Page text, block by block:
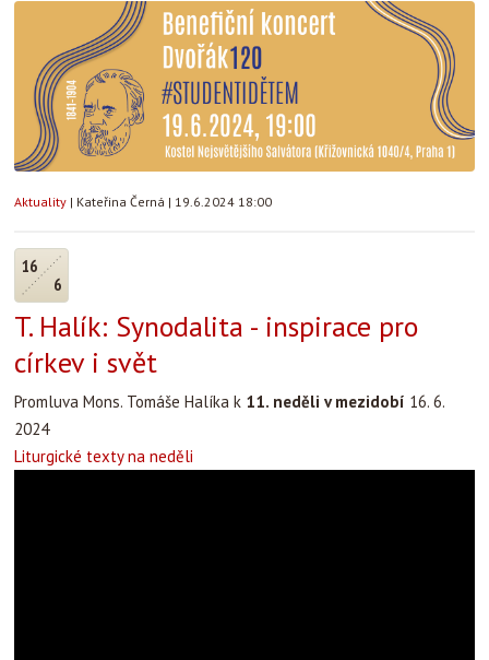
Aktuality | Kateřina Černá | 19.6.2024 18:00
16
6
T. Halík: Synodalita - inspirace pro
církev i svět
Promluva Mons. Tomáše Halíka k 11. neděli v mezidobí 16. 6.
2024
Liturgické texty na neděli